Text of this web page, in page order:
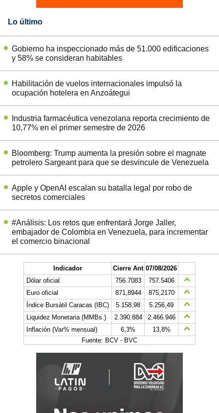
Lo último
Gobierno ha inspeccionado más de 51.000 edificaciones
y 58% se consideran habitables
Habilitación de vuelos internacionales impulsó la
ocupación hotelera en Anzoátegui
Industria farmacéutica venezolana reporta crecimiento de
10,77% en el primer semestre de 2026
Bloomberg: Trump aumenta la presión sobre el magnate
petrolero Sargeant para que se desvincule de Venezuela
Apple y OpenAI escalan su batalla legal por robo de
secretos comerciales
#Análisis: Los retos que enfrentará Jorge Jaller,
embajador de Colombia en Venezuela, para incrementar
el comercio binacional
Indicador Cierre Ant 07/08/2026
Dólar oficial
756.7083
757.5406
Euro oficial
871,8944
875,2170
Índice Bursátil Caracas (IBC)
5.158,98
5.256,49
Liquidez Monetaria (MMBs.)
2.390.884
2.466.946
Inflación (Var% mensual)
6,3%
13,8%
Fuente: BCV - BVC